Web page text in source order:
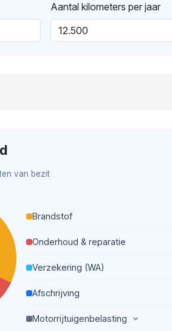
Aantal kilometers per jaar
van bezit
Brandstof
Onderhoud & reparatie
Verzekering (WA)
Afschrijving
Motorrijtuigenbelasting